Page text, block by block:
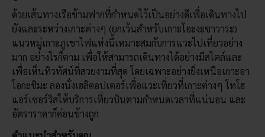
ด้วยเส้นทางเรือข้ามฟากที่กำหนดไว้เป็นอย่างดีเพื่อเดินทางไป
ยังและระหว่างเกาะต่างๆ (ยกเว้นสำหรับเกาะโอะงะซาวาระ)
แนวหมู่เกาะภูเขาไฟแห่งนี้เหมาะสมกับการแวะไปเที่ยวอย่าง
มาก อย่างไรก็ตาม เพื่อให้สามารถเดินทางได้อย่างมีสไตล์และ
เพื่อเห็นทิวทัศน์ที่สวยงามที่สุด โดยเฉพาะอย่างยิ่งเหนือเกาะอา
โอกะชิมะ ลองนั่งเฮลิคอปเตอร์เพื่อแวะเที่ยวที่เกาะต่างๆ โทโฮ
แอร์เซอร์วิสให้บริการเที่ยวบินตามกำหนดเวลาที่แน่นอน และ
อัตราราคาก็ค่อนข้างถูก